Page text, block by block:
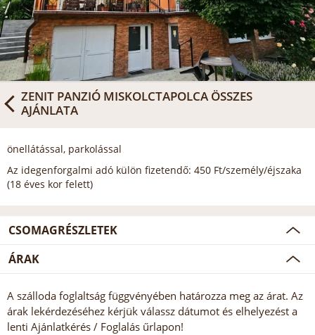
ZENIT PANZIÓ MISKOLCTAPOLCA ÖSSZES
AJÁNLATA
önellátással, parkolással
Az idegenforgalmi adó külön fizetendő: 450 Ft/személy/éjszaka
(18 éves kor felett)
CSOMAGRÉSZLETEK
ÁRAK
A szálloda foglaltság függvényében határozza meg az árat. Az
árak lekérdezéséhez kérjük válassz dátumot és elhelyezést a
lenti Ajánlatkérés / Foglalás űrlapon!